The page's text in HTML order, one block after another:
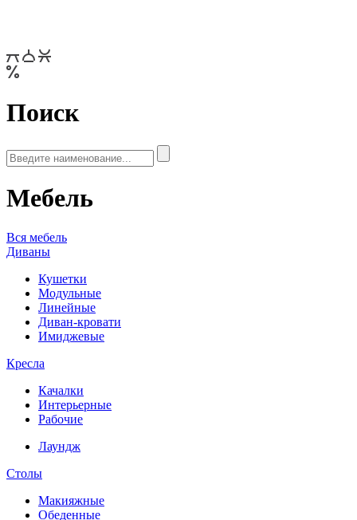
Поиск
Мебель
Вся мебель
Диваны
Кушетки
Модульные
Линейные
Диван-кровати
Имиджевые
Кресла
Качалки
Интерьерные
Рабочие
Лаундж
Столы
Макияжные
Обеденные